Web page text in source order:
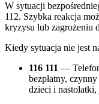
W sytuacji
112. Szybka reakcja
kryzysu lub zagrożeniu
Kiedy sytuacja nie jest
116 111 —
bezpłatny,
dzieci i